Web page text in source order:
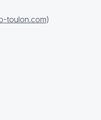
toulon.com)